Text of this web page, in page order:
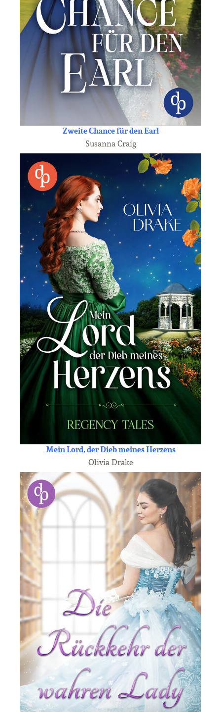
Zweite Chance für den Earl
Susanna Craig
Mein Lord, der Dieb meines Herzens
Olivia Drake